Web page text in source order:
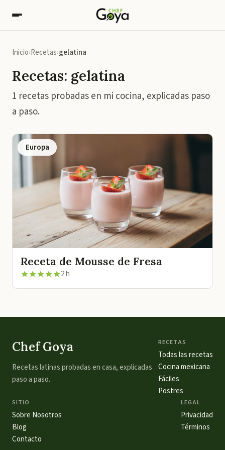
Inicio Recetas gelatina
Recetas: gelatina
1 recetas probadas en mi cocina, explicadas paso
a paso.
Europa
Receta de Mousse de Fresa
2 h
Chef Goya
Recetas latinas probadas en casa, explicadas
paso a paso.
RECETAS
Todas las recetas
Cocina mexicana
Fáciles
Postres
SITIO
Sobre Nosotros
Blog
Contacto
LEGAL
Privacidad
Términos